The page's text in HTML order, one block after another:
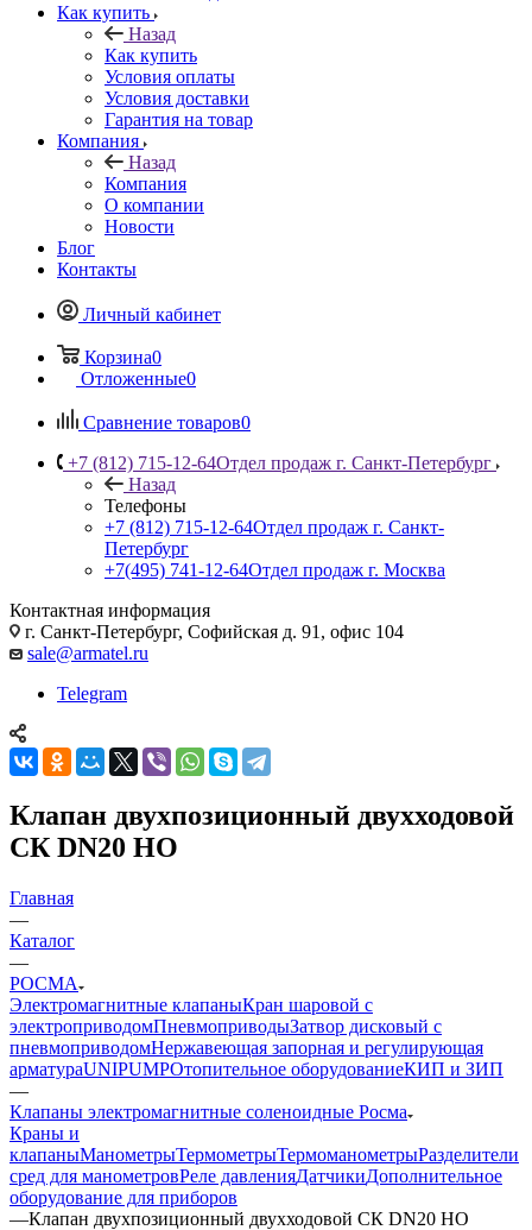
Как купить
Назад
Как купить
Условия оплаты
Условия доставки
Гарантия на товар
Компания
Назад
Компания
О компании
Новости
Блог
Контакты
Личный кабинет
Корзина0
Отложенные0
Сравнение товаров0
+7 (812) 715-12-64Отдел продаж г. Санкт-Петербург
Назад
Телефоны
+7 (812) 715-12-64Отдел продаж г. Санкт-
Петербург
+7(495) 741-12-64Отдел продаж г. Москва
Контактная информация
г. Санкт-Петербург, Софийская д. 91, офис 104
sale@armatel.ru
Telegram
Клапан двухпозицион­ный двух­хо­до­вой
СК DN20 НО
Главная
—
Каталог
—
РОСМА
Электромагнитные клапаныКран шаровой с
электроприводомПневмоприводыЗатвор дисковый с
пневмоприводомНержавеющая запорная и регулирующая
арматураUNIPUMPОтопительное оборудованиеКИП и ЗИП
—
Клапаны электромагнитные соленоидные Росма
Краны и
клапаныМанометрыТермометрыТермоманометрыРазделители
сред для манометровРеле давленияДатчикиДополнительное
оборудование для приборов
—Клапан двухпозицион­ный двух­хо­до­вой СК DN20 НО